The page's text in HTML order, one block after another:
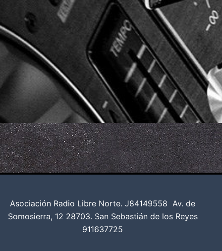
Asociación Radio Libre Norte. J84149558Av. de
Somosierra, 12 28703. San Sebastián de los Reyes
911637725